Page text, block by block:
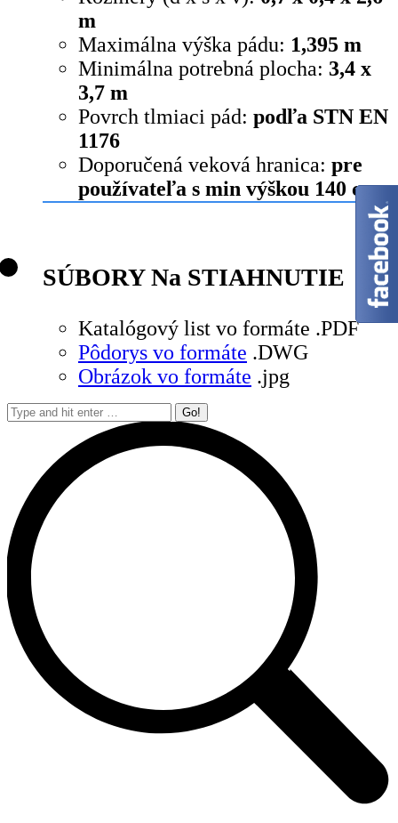
m
Maximálna výška pádu: 1,395 m
Minimálna potrebná plocha: 3,4 x
3,7 m
Povrch tlmiaci pád: podľa STN EN
1176
Doporučená veková hranica: pre
používateľa s min výškou 140 cm
SÚBORY Na STIAHNUTIE
Katalógový list vo formáte .PDF
Pôdorys vo formáte .DWG
Obrázok vo formáte .jpg
Search: